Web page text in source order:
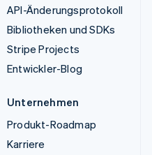
API-Änderungsprotokoll
Bibliotheken und SDKs
Stripe Projects
Entwickler-Blog
Unternehmen
Produkt-Roadmap
Karriere